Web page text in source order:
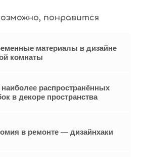
понравится
материалы в дизайне
комнаты
распространённых
в декоре пространства
в ремонте — дизайнхаки